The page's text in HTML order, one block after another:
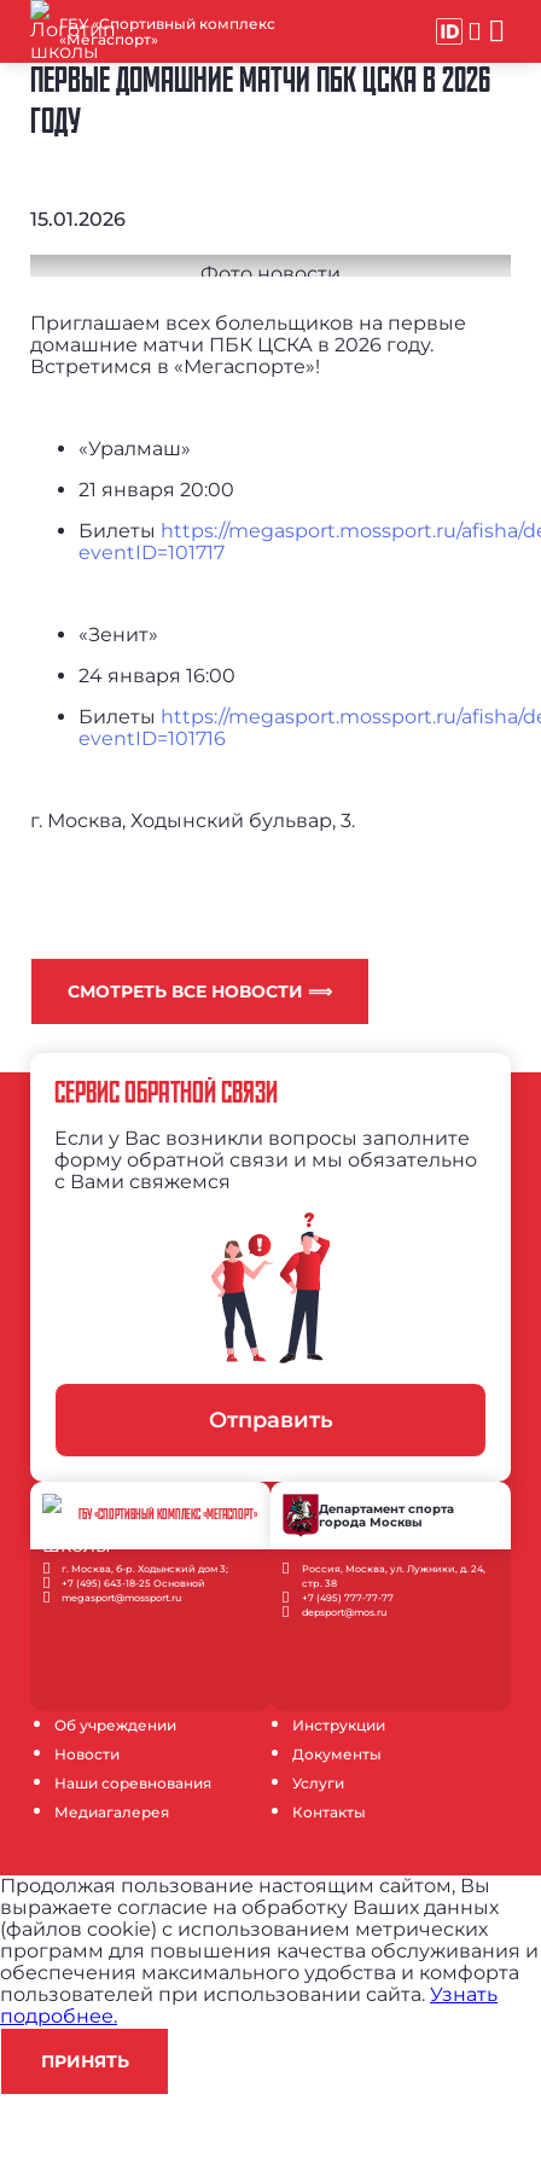
ГБУ «Спортивный комплекс
«Мегаспорт»
ПЕРВЫЕ ДОМАШНИЕ МАТЧИ ПБК ЦСКА В 2026
ГОДУ
15.01.2026
Приглашаем всех болельщиков на первые
домашние матчи ПБК ЦСКА в 2026 году.
Встретимся в «Мегаспорте»!
«Уралмаш»
21 января 20:00
Билеты https://megasport.mossport.ru/afisha/
eventID=101717
«Зенит»
24 января 16:00
Билеты https://megasport.mossport.ru/afisha/
eventID=101716
г. Москва, Ходынский бульвар, 3.
СМОТРЕТЬ ВСЕ НОВОСТИ ⟹
Об учреждении
Новости
Наши соревнования
Медиагалерея
Инструкции
Документы
Услуги
Контакты
СЕРВИС ОБРАТНОЙ СВЯЗИ
Если у Вас возникли вопросы заполните
форму обратной связи и мы обязательно
с Вами свяжемся
Отправить
ГБУ «СПОРТИВНЫЙ КОМПЛЕКС «МЕГАСПОРТ»
г. Москва, б-р. Ходынский дом 3;
+7 (495) 643-18-25 Основной
megasport@mossport.ru
Департамент спорта
города Москвы
Россия, Москва, ул. Лужники, д. 24,
стр. 38
+7 (495) 777-77-77
depsport@mos.ru
Продолжая пользование настоящим сайтом, Вы
выражаете согласие на обработку Ваших данных
(файлов cookie) с использованием метрических
программ для повышения качества обслуживания и
обеспечения максимального удобства и комфорта
пользователей при использовании сайта. Узнать
подробнее.
ПРИНЯТЬ